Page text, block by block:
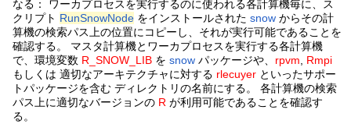
なる： ワーカプロセスを実行するのに使われる各計算機毎に、ス
クリプト RunSnowNode をインストールされたsnow からその計
算機の検索パス上の位置にコピーし、それが実行可能であることを
確認する。 マスタ計算機とワーカプロセスを実行する各計算機
で、環境変数 R_SNOW_LIB をsnow パッケージや、 rpvm
Rmpi
もしくは 適切なアーキテクチャに対する rlecuyer といったサポー
トパッケージを含む ディレクトリの名前にする。 各計算機の検索
パス上に適切なバージョンの R が利用可能であることを確認す
る。